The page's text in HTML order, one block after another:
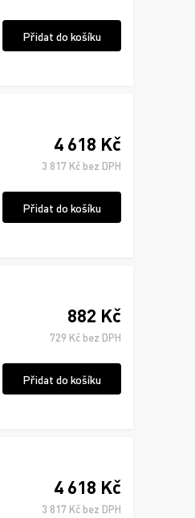
Přidat do košíku
4 618 Kč
3 817 Kč bez DPH
Přidat do košíku
882 Kč
729 Kč bez DPH
Přidat do košíku
4 618 Kč
3 817 Kč bez DPH